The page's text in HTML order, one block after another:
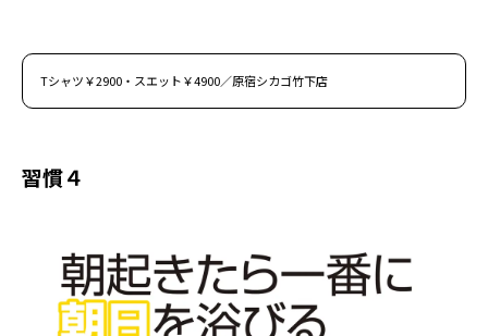
Tシャツ￥2900・スエット￥4900／原宿シカゴ竹下店
習慣４